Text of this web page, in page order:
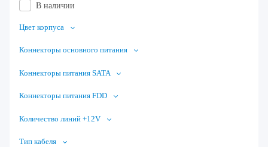
В наличии
Цвет корпуса
Коннекторы основного питания
Коннекторы питания SATA
Коннекторы питания FDD
Количество линий +12V
Тип кабеля